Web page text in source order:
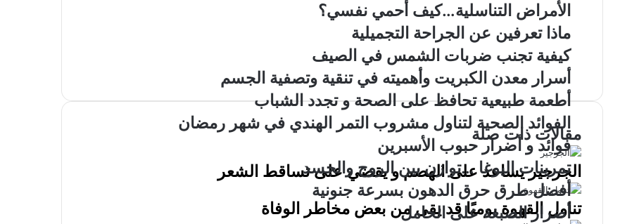
الأمراض التناسلية…كيف أحمي نفسي؟
ماذا تعرفين عن الجراحة التجميلية
كيفية تجنب ضربات الشمس في الصيف
أسرار معدن الكبريت وأهميته في تنقية وتصفية الجسم
أطعمة طبيعية تحافظ على الصحة و تجدد الشباب
الفوائد الصحية لتناول مشروب التمر الهندي في شهر رمضان
فوائد و أضرار حبوب الأسبرين
تمرينات اليوغا …توازن بين الروح والجسد
أفضل طرق حرق الدهون بسرعة جنونية
أضرار الصبغة على الحامل
مقالات ذات صلة
الجرجير يساعد على الهضم و يقضي على تساقط الشعر
تناول القهوة يوميًا قد يقى من بعض مخاطر الوفاة